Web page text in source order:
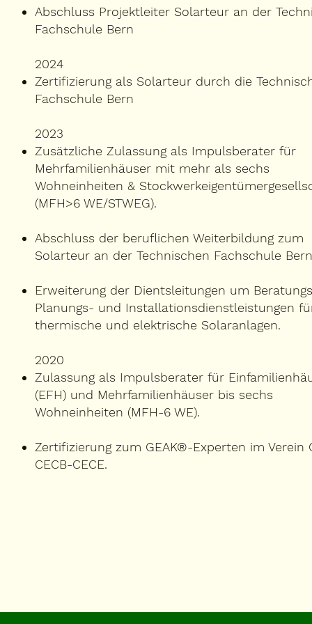
Abschluss Projektleiter Solarteur an der
Fachschule Bern
2024
Zertifizierung als Solarteur durch die
Fachschule Bern
2023
Zusätzliche Zulassung als Impulsberater für
Mehrfamilienhäuser mit mehr als sechs
Wohneinheiten &
(MFH>6 WE/STWEG).
Abschluss der beruflichen Weiterbildung zum
Solarteur an der Technischen Fachschule
Erweiterung der Dientsleitungen um
Planungs- und Installationsdienstleistungen
thermische und elektrische Solaranlagen.
2020
​Zulassung als Impulsberater für
(EFH) und Mehrfamilienhäuser bis sechs
Wohneinheiten (MFH-6 WE).
Zertifizierung zum GEAK®-Experten im Verein
CECB-CECE.